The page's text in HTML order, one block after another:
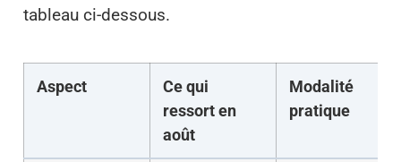
tableau ci-dessous.
Aspect
Ce qui
ressort en
août
Modalité
pratique